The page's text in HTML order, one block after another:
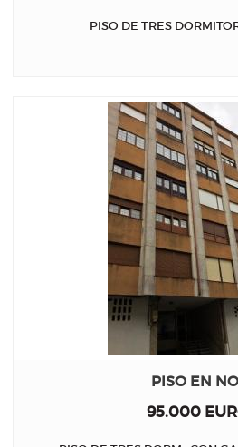
PISO DE TRES
PISO EN
95.000